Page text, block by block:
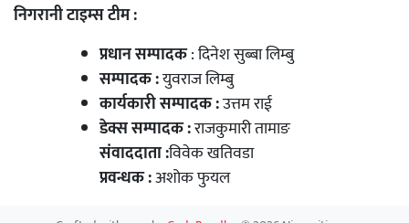
निगरानी टाइम्स टीम :
प्रधान सम्पादक: दिनेश सुब्बा लिम्बु
सम्पादक :युवराज लिम्बु
कार्यकारी सम्पादक :उत्तम राई
डेक्स सम्पादक :राजकुमारी तामाङ
संवाददाता :विवेक खतिवडा
प्रवन्धक :अशोक फुयल